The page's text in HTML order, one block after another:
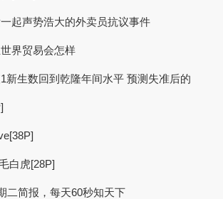
起声势浩大的外卖员抗议事件
界贸易会怎样
新生数回到乾隆年间水平 预测失准后的
白虎[28P]
二简报，每天60秒知天下